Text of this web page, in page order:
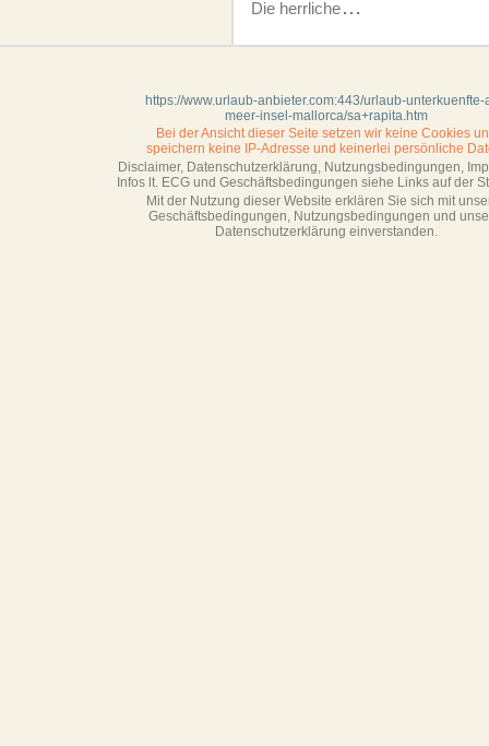
Die herrliche...
https://www.urlaub-anbieter.com:443/urlaub-unterkuenfte-
meer-insel-mallorca/sa+rapita.htm
Bei der Ansicht dieser Seite setzen wir keine Cookies
speichern keine IP-Adresse und keinerlei persönliche
Disclaimer, Datenschutzerklärung, Nutzungsbedingungen,
Infos lt. ECG und Geschäftsbedingungen siehe Links auf der
Mit der Nutzung dieser Website erklären Sie sich mit
Geschäftsbedin­gungen, Nutzungsbedingungen und
Datenschutzerklärung einverstanden.